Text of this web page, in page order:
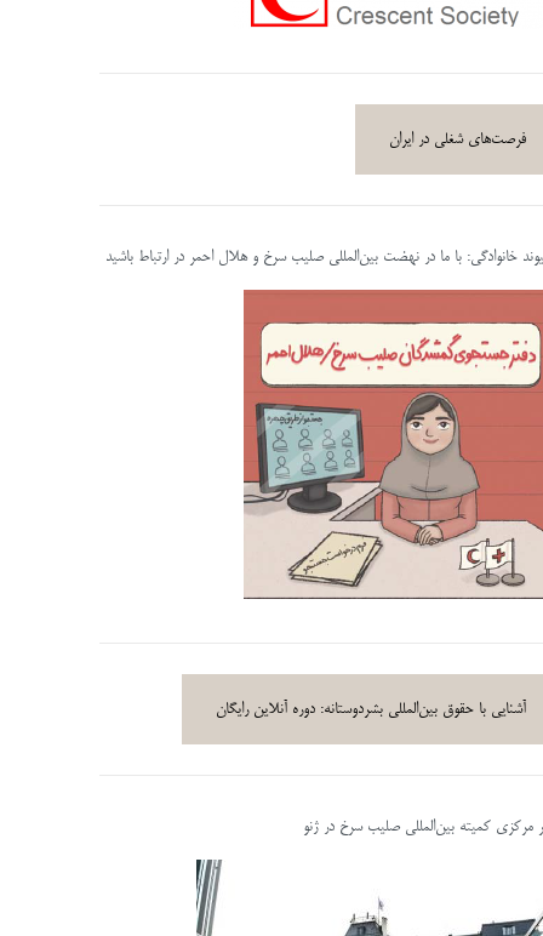
فرصت‌های شغلی در ایران
خانوادگی: با ما در نهضت بین‌المللی صلیب سرخ و هلال احمر در ارتباط باشید
آشنایی با حقوق بین‌المللی بشردوستانه: دوره آنلاین رایگان
مرکزی کمیته بین‌المللی صلیب سرخ در ژنو